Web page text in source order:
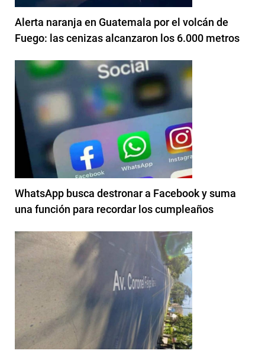
Alerta naranja en Guatemala por el volcán de
Fuego: las cenizas alcanzaron los 6.000 metros
WhatsApp busca destronar a Facebook y suma
una función para recordar los cumpleaños